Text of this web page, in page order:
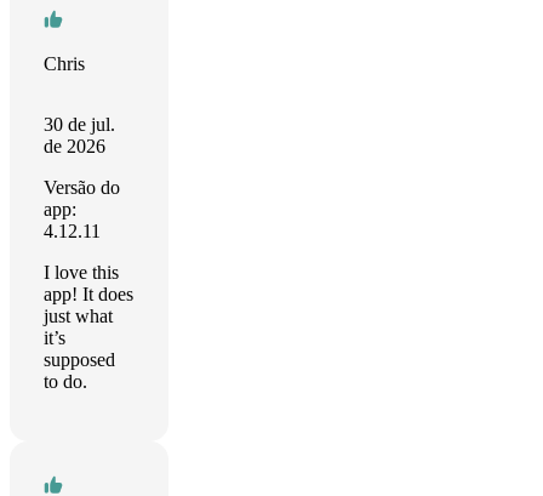
Chris
30 de jul.
de 2026
Versão do
app:
4.12.11
I love this
app! It does
just what
it’s
supposed
to do.